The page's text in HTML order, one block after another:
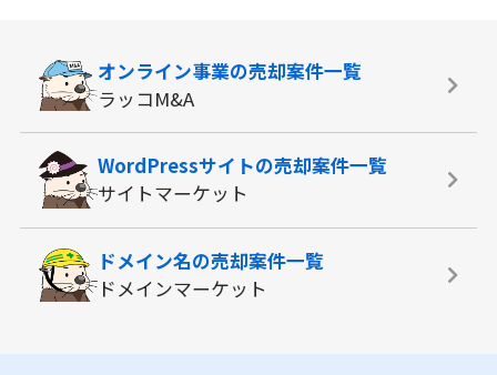
オンライン事業の売却案件一覧
ラッコM&A
WordPressサイトの売却案件一覧
サイトマーケット
ドメイン名の売却案件一覧
ドメインマーケット